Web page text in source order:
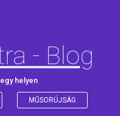
- Blog
helyen
MŰSORÚJSÁG